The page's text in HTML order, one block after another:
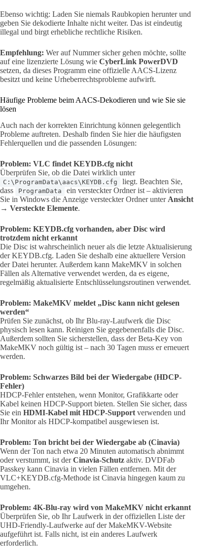
Ebenso wichtig: Laden Sie niemals Raubkopien herunter und
geben Sie dekodierte Inhalte nicht weiter. Das ist eindeutig
illegal und birgt erhebliche rechtliche Risiken.
Empfehlung: Wer auf Nummer sicher gehen möchte, sollte
auf eine lizenzierte Lösung wie CyberLink PowerDVD
setzen, da dieses Programm eine offizielle AACS-Lizenz
besitzt und keine Urheberrechtsprobleme aufwirft.
Häufige Probleme beim AACS-Dekodieren und wie Sie sie
lösen
Auch nach der korrekten Einrichtung können gelegentlich
Probleme auftreten. Deshalb finden Sie hier die häufigsten
Fehlerquellen und die passenden Lösungen:
Problem: VLC findet KEYDB.cfg nicht
Überprüfen Sie, ob die Datei wirklich unter
C:\ProgramData\aacs\KEYDB.cfg
liegt. Beachten Sie,
dass
ProgramData
ein versteckter Ordner ist – aktivieren
Sie in Windows die Anzeige versteckter Ordner unter Ansicht
→ Versteckte Elemente.
Problem: KEYDB.cfg vorhanden, aber Disc wird
trotzdem nicht erkannt
Die Disc ist wahrscheinlich neuer als die letzte Aktualisierung
der KEYDB.cfg. Laden Sie deshalb eine aktuellere Version
der Datei herunter. Außerdem kann MakeMKV in solchen
Fällen als Alternative verwendet werden, da es eigene,
regelmäßig aktualisierte Entschlüsselungsroutinen verwendet.
Problem: MakeMKV meldet „Disc kann nicht gelesen
werden“
Prüfen Sie zunächst, ob Ihr Blu-ray-Laufwerk die Disc
physisch lesen kann. Reinigen Sie gegebenenfalls die Disc.
Außerdem sollten Sie sicherstellen, dass der Beta-Key von
MakeMKV noch gültig ist – nach 30 Tagen muss er erneuert
werden.
Problem: Schwarzes Bild bei der Wiedergabe (HDCP-
Fehler)
HDCP-Fehler entstehen, wenn Monitor, Grafikkarte oder
Kabel keinen HDCP-Support bieten. Stellen Sie sicher, dass
Sie ein HDMI-Kabel mit HDCP-Support verwenden und
Ihr Monitor als HDCP-kompatibel ausgewiesen ist.
Problem: Ton bricht bei der Wiedergabe ab (Cinavia)
Wenn der Ton nach etwa 20 Minuten automatisch abnimmt
oder verstummt, ist derCinavia-Schutz aktiv. DVDFab
Passkey kann Cinavia in vielen Fällen entfernen. Mit der
VLC+KEYDB.cfg-Methode ist Cinavia hingegen kaum zu
umgehen.
Problem: 4K-Blu-ray wird von MakeMKV nicht erkannt
Überprüfen Sie, ob Ihr Laufwerk in der offiziellen Liste der
UHD-Friendly-Laufwerke auf der MakeMKV-Website
aufgeführt ist. Falls nicht, ist ein anderes Laufwerk
erforderlich.